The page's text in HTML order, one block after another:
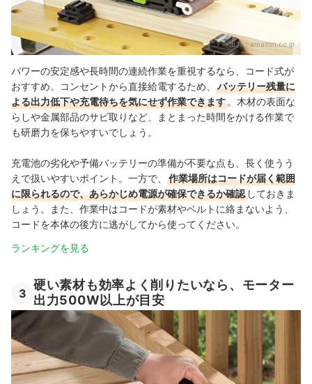
出典：amazon.co.jp
パワーの安定感や長時間の連続作業を重視するなら、コード式が
おすすめ。コンセントから直接給電するため、
バッテリー残量に
よる出力低下や充電待ちを気にせず作業できます 。木材の表面な
らしや金属部品のサビ取りなど、まとまった時間をかける作業で
も研磨力を保ちやすいでしょう。
充電池の劣化や予備バッテリーの準備が不要な点も、長く使うう
えで扱いやすいポイント。一方で、
作業場所はコードが届く範囲
に限られるので、あらかじめ電源が確保できるか確認 しておきま
しょう。また、作業中はコードが素材やベルトに絡まないよう、
コードを本体の後方に逃がしてから使ってください。
ランキングを見る
3
硬い素材も効率よく削りたいなら、モーター
出力500W以上が目安